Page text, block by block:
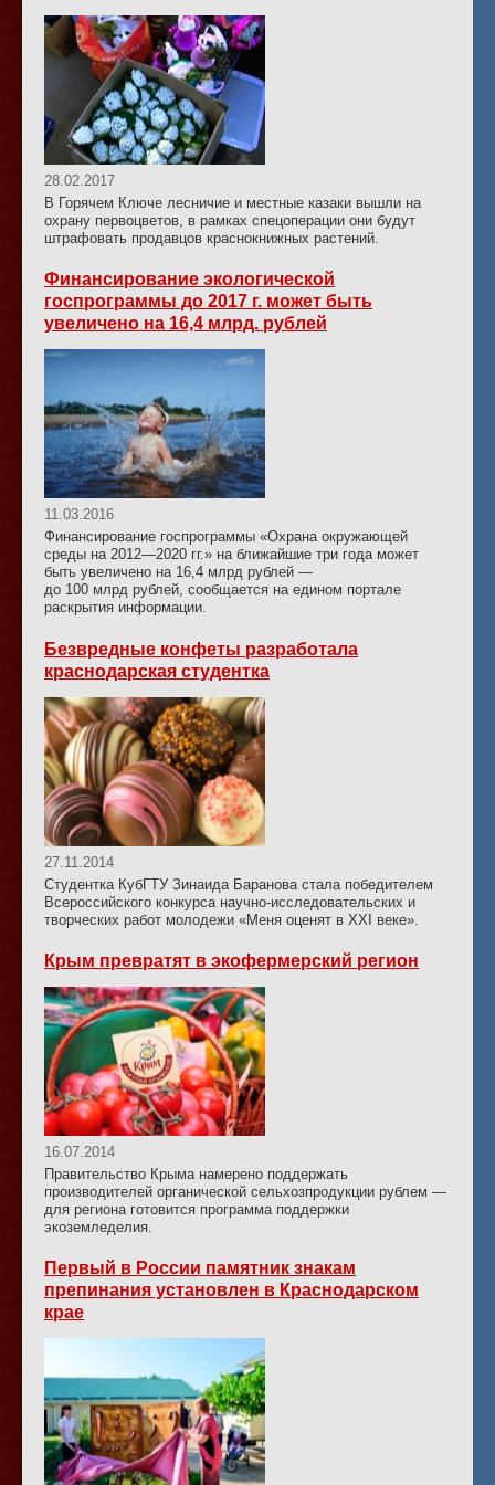
28.02.2017
В Горячем Ключе лесничие и местные казаки вышли на
охрану первоцветов, в рамках спецоперации они будут
штрафовать продавцов краснокнижных растений.
Финансирование экологической
госпрограммы до 2017 г. может быть
увеличено на 16,4 млрд. рублей
11.03.2016
Финансирование госпрограммы «Охрана окружающей
среды на 2012—2020 гг.» на ближайшие три года может
быть увеличено на 16,4 млрд рублей —
до 100 млрд рублей, сообщается на едином портале
раскрытия информации.
Безвредные конфеты разработала
краснодарская студентка
27.11.2014
Студентка КубГТУ Зинаида Баранова стала победителем
Всероссийского конкурса научно-исследовательских и
творческих работ молодежи «Меня оценят в ХХI веке».
Крым превратят в экофермерский регион
16.07.2014
Правительство Крыма намерено поддержать
производителей органической сельхозпродукции рублем —
для региона готовится программа поддержки
экоземледелия.
Первый в России памятник знакам
препинания установлен в Краснодарском
крае